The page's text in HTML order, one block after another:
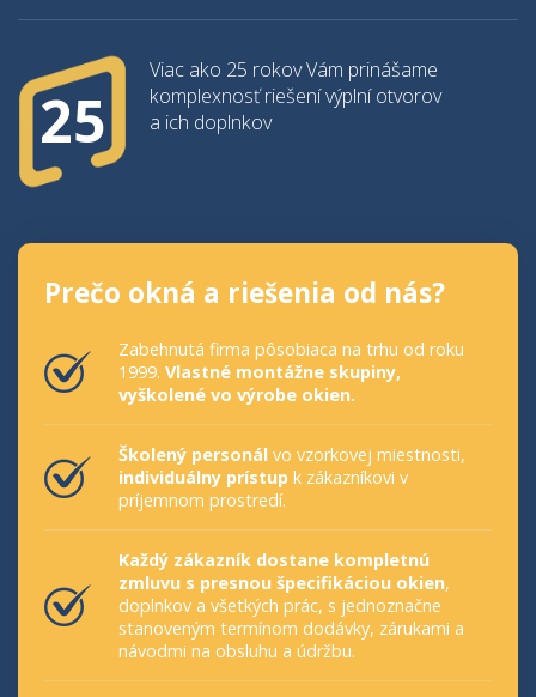
Viac ako 25 rokov Vám prinášame
komplexnosť riešení výplní otvorov
a ich doplnkov
Prečo okná a riešenia od nás?
Zabehnutá firma pôsobiaca na trhu od roku
1999. Vlastné montážne skupiny,
vyškolené vo výrobe okien.
Školený personál vo vzorkovej miestnosti,
individuálny prístup k zákazníkovi v
príjemnom prostredí.
Každý zákazník dostane kompletnú
zmluvu s presnou špecifikáciou okien,
doplnkov a všetkých prác, s jednoznačne
stanoveným termínom dodávky, zárukami a
návodmi na obsluhu a údržbu.